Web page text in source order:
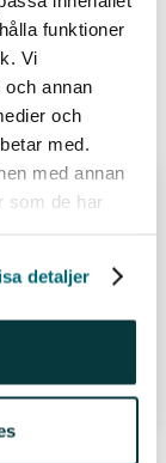
funktioner
Vi
annan
och
med.
med annan
som de har
detaljer